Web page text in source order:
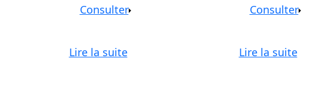
Consulter
Lire la suite
Consulter
Lire la suite